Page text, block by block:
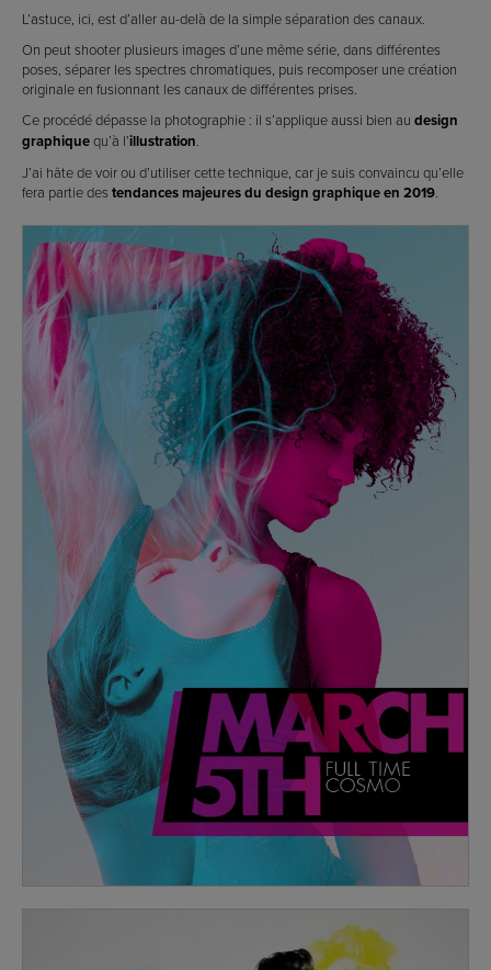
L’astuce, ici, est d’aller au-delà de la simple séparation des canaux.
On peut shooter plusieurs images d’une même série, dans différentes
poses, séparer les spectres chromatiques, puis recomposer une création
originale en fusionnant les canaux de différentes prises.
Ce procédé dépasse la photographie : il s’applique aussi bien au design
graphiquequ’à l’illustration.
J’ai hâte de voir ou d’utiliser cette technique, car je suis convaincu qu’elle
fera partie des tendances majeures du design graphique en 2019.